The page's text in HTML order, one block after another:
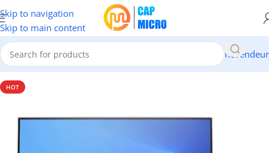
Skip to navigation
Skip to main content
Revendeur
Accueil/INFORMATIQUE/Pc de Bureau & Serveur/All In One
HOT